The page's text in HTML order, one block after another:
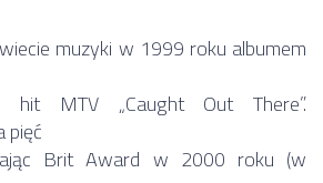
muzyki w 1999 roku albumem
hit MTV „Caught Out There”.
pięć
Brit Award w 2000 roku (w